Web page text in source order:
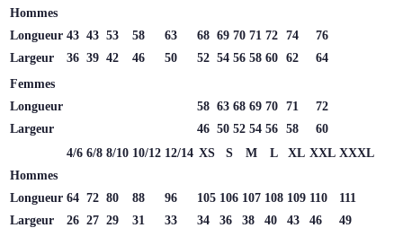
Hommes
Longueur 43 43 53 58 63 68 69 70 71 72 74
76
Largeur
36 39 42 46 50 52 54 56 58 60 62
64
Femmes
Longueur
58 63 68 69 70 71
72
Largeur
46 50 52 54 56 58
60
4/6 6/8 8/10 10/12 12/14 XS S M L XL XXL XXXL
Hommes
Longueur 64 72 80 88 96 105 106 107 108 109 110
111
Largeur
26 27 29 31 33 34 36 38 40 43 46
49